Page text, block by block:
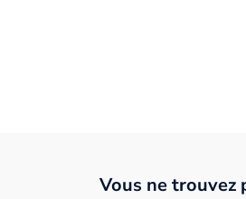
Vous ne trouvez